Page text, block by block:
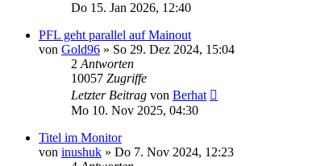
Do 15. Jan 2026, 12:40
PFL geht parallel auf Mainout
von Gold96 » So 29. Dez 2024, 15:04
2 Antworten
10057 Zugriffe
Letzter Beitrag von Berhat
Mo 10. Nov 2025, 04:30
Titel im Monitor
von inushuk » Do 7. Nov 2024, 12:23